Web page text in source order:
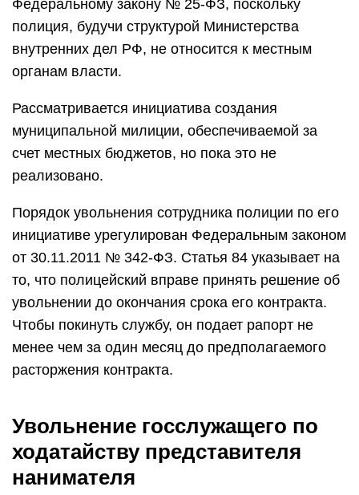
Федеральному закону № 25-ФЗ, поскольку
полиция, будучи структурой Министерства
внутренних дел РФ, не относится к местным
органам власти.
Рассматривается инициатива создания
муниципальной милиции, обеспечиваемой за
счет местных бюджетов, но пока это не
реализовано.
Порядок увольнения сотрудника полиции по его
инициативе урегулирован Федеральным законом
от 30.11.2011 № 342-ФЗ. Статья 84 указывает на
то, что полицейский вправе принять решение об
увольнении до окончания срока его контракта.
Чтобы покинуть службу, он подает рапорт не
менее чем за один месяц до предполагаемого
расторжения контракта.
Увольнение госслужащего по
ходатайству представителя
нанимателя